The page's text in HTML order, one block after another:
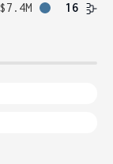
$7.4M 16